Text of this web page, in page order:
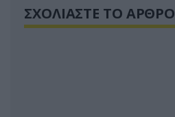
ΣΧΟΛΙΑΣΤΕ ΤΟ ΑΡΘΡΟ